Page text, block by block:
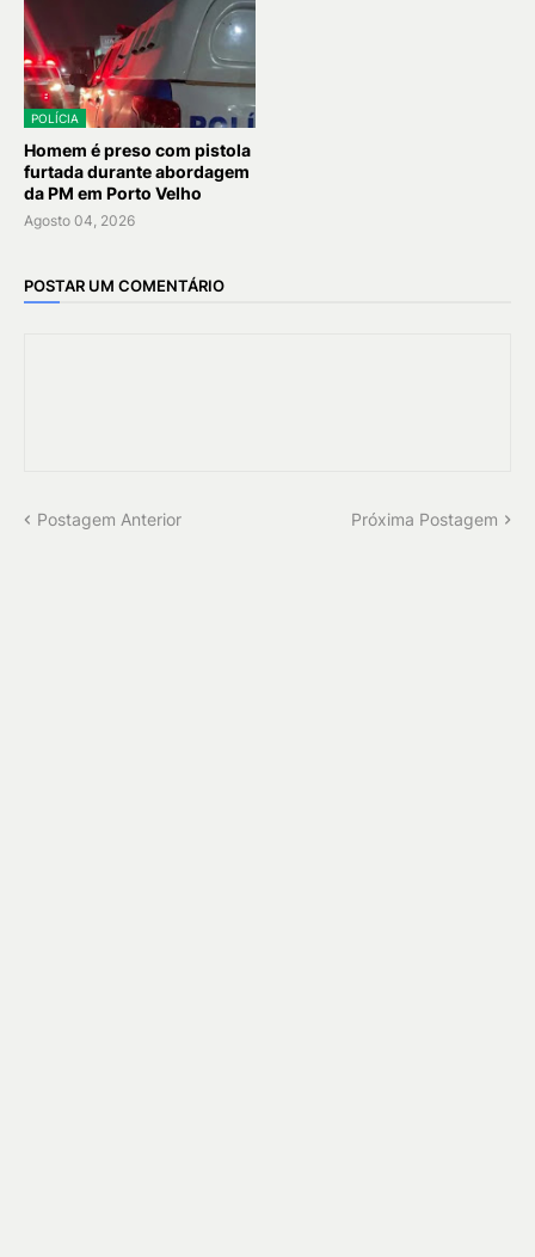
POLÍCIA
Homem é preso com pistola
furtada durante abordagem
da PM em Porto Velho
Agosto 04, 2026
POSTAR UM COMENTÁRIO
Postagem Anterior Próxima Postagem